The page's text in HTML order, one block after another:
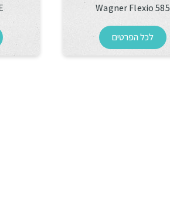
Wagner Flexio 585
לכל הפרטים